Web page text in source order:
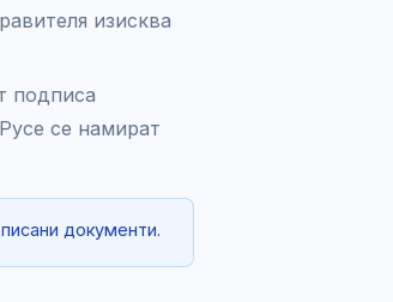
изисква
подписа
се намират
документи.